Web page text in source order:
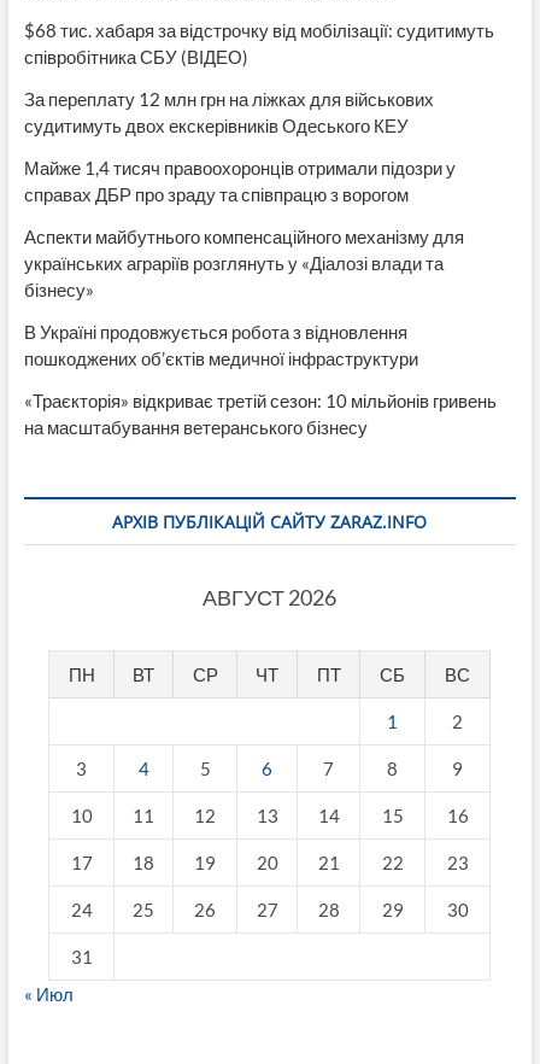
$68 тис. хабаря за відстрочку від мобілізації: судитимуть
співробітника СБУ (ВІДЕО)
За переплату 12 млн грн на ліжках для військових
судитимуть двох екскерівників Одеського КЕУ
Майже 1,4 тисяч правоохоронців отримали підозри у
справах ДБР про зраду та співпрацю з ворогом
Аспекти майбутнього компенсаційного механізму для
українських аграріїв розглянуть у «Діалозі влади та
бізнесу»
В Україні продовжується робота з відновлення
пошкоджених об’єктів медичної інфраструктури
«Траєкторія» відкриває третій сезон: 10 мільйонів гривень
на масштабування ветеранського бізнесу
АРХІВ ПУБЛІКАЦІЙ САЙТУ ZARAZ.INFO
АВГУСТ 2026
ПН ВТ СР ЧТ ПТ СБ ВС
1 2
3 4 5 6 7 8 9
10 11 12 13 14 15 16
17 18 19 20 21 22 23
24 25 26 27 28 29 30
31
« Июл